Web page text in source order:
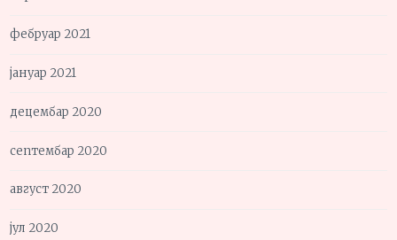
фебруар 2021
јануар 2021
децембар 2020
септембар 2020
август 2020
јул 2020